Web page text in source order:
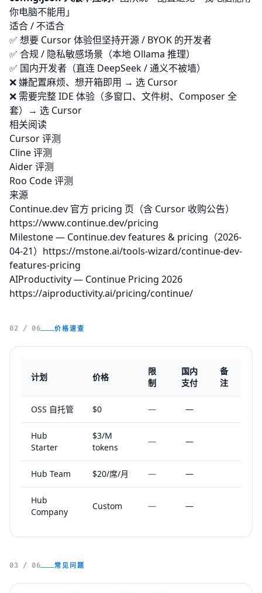
你电脑不能用」
适合 / 不适合
✅ 想要 Cursor 体验但坚持开源 / BYOK 的开发者
✅ 合规 / 隐私敏感场景（本地 Ollama 推理）
✅ 国内开发者（直连 DeepSeek / 通义不被墙）
❌ 嫌配置麻烦、想开箱即用 → 选 Cursor
❌ 需要完整 IDE 体验（多窗口、文件树、Composer 全
套）→ 选 Cursor
相关阅读
Cursor 评测
Cline 评测
Aider 评测
Roo Code 评测
来源
Continue.dev 官方 pricing 页（含 Cursor 收购公告）
https://www.continue.dev/pricing
Milestone — Continue.dev features & pricing（2026-
04-21） https://mstone.ai/tools-wizard/continue-dev-
features-pricing
AIProductivity — Continue Pricing 2026
https://aiproductivity.ai/pricing/continue/
02 / 06 价格速查
计划 价格
限
制
国内
支付
备
注
OSS 自托管 $0 — —
Hub
Starter
$3/M
tokens
— —
Hub Team $20/席/月 — —
Hub
Company
Custom — —
03 / 06 常见问题